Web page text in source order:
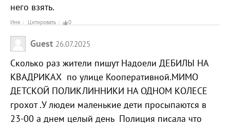
него взять.
Имя Цитировать 0
Guest 26.07.2025
Сколько раз жители пишут Надоели ДЕБИЛЫ НА
КВАДРИКАХ по улице Кооперативной.МИМО
ДЕТСКОЙ ПОЛИКЛИННИКИ НА ОДНОМ КОЛЕСЕ
грохот .У людеи маленькие дети просыпаются в
23-00 а днем целый день Полиция писала что